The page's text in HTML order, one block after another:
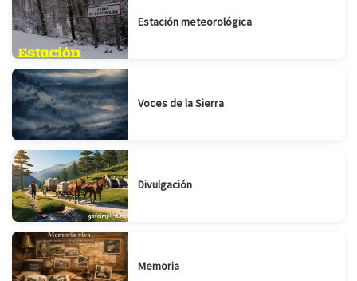
Estación meteorológica
Voces de la Sierra
Divulgación
Memoria